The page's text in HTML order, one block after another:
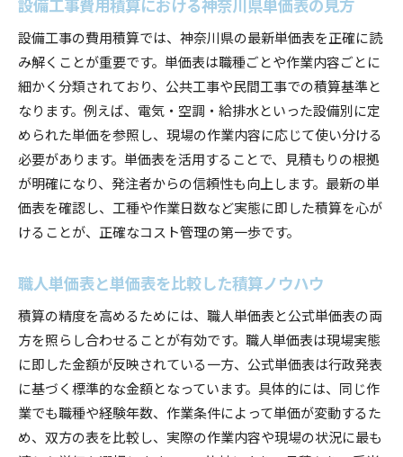
設備工事の費用積算では、神奈川県の最新単価表を正確に読
み解くことが重要です。単価表は職種ごとや作業内容ごとに
細かく分類されており、公共工事や民間工事での積算基準と
なります。例えば、電気・空調・給排水といった設備別に定
められた単価を参照し、現場の作業内容に応じて使い分ける
必要があります。単価表を活用することで、見積もりの根拠
が明確になり、発注者からの信頼性も向上します。最新の単
価表を確認し、工種や作業日数など実態に即した積算を心が
けることが、正確なコスト管理の第一歩です。
職人単価表と単価表を比較した積算ノウハウ
積算の精度を高めるためには、職人単価表と公式単価表の両
方を照らし合わせることが有効です。職人単価表は現場実態
に即した金額が反映されている一方、公式単価表は行政発表
に基づく標準的な金額となっています。具体的には、同じ作
業でも職種や経験年数、作業条件によって単価が変動するた
め、双方の表を比較し、実際の作業内容や現場の状況に最も